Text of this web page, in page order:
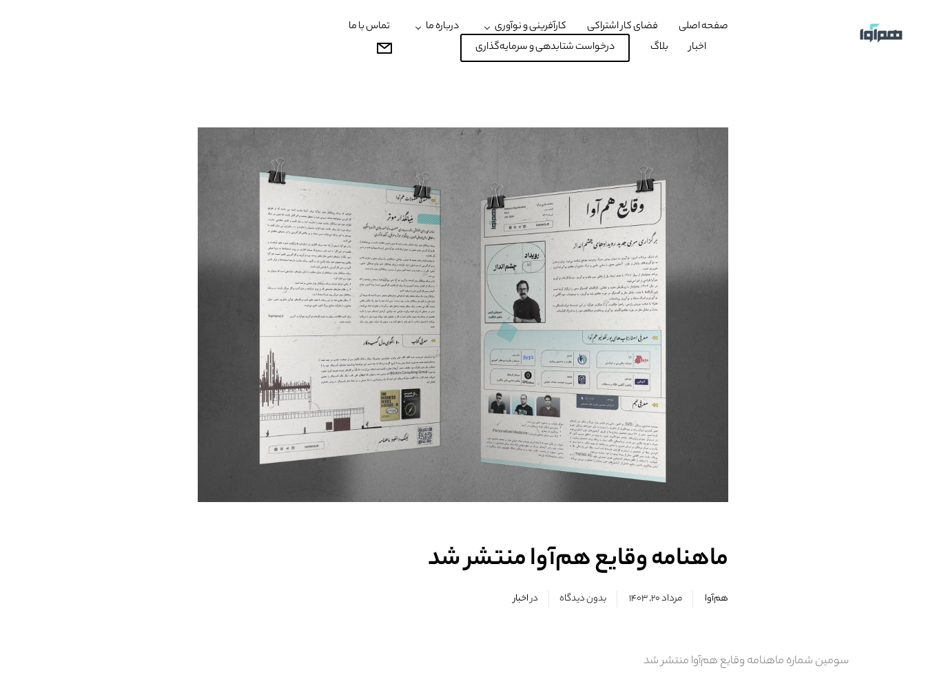
صفحه اصلی فضای کار اشتراکی کارآفرینی و نوآوری درباره ما
تماس با ما
اخبار
بلاگ درخواست شتابدهی و سرمایه‌گذاری
ماهنامه وقایع هم‌آوا منتشر شد
هم‌آوا مرداد ۲۰, ۱۴۰۳ بدون دیدگاه دراخبار
سومین شماره ماهنامه وقایع هم‌آوا منتشر شد